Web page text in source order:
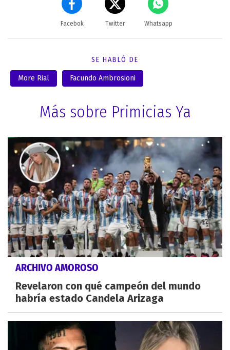
Facebok Twitter Whatsapp
SE HABLÓ DE
More Rial Facundo Ambrosioni
Más sobre Primicias Ya
ARCHIVO AMOROSO
Revelaron con qué campeón del mundo
habría estado Candela Arizaga